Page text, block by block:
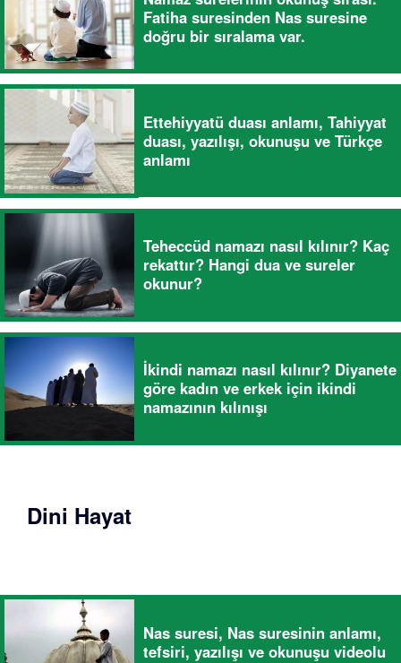
Fatiha suresinden Nas suresine
doğru bir sıralama var.
Ettehiyyatü duası anlamı, Tahiyyat
duası, yazılışı, okunuşu ve Türkçe
anlamı
Teheccüd namazı nasıl kılınır? Kaç
rekattır? Hangi dua ve sureler
okunur?
İkindi namazı nasıl kılınır? Diyanete
göre kadın ve erkek için ikindi
namazının kılınışı
Dini Hayat
Nas suresi, Nas suresinin anlamı,
tefsiri, yazılışı ve okunuşu videolu